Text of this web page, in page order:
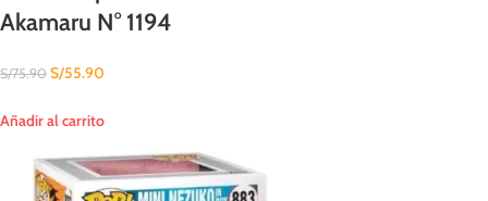
Akamaru N° 1194
S/75.90 S/55.90
Añadir al carrito